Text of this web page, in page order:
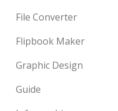
File Converter
Flipbook Maker
Graphic Design
Guide